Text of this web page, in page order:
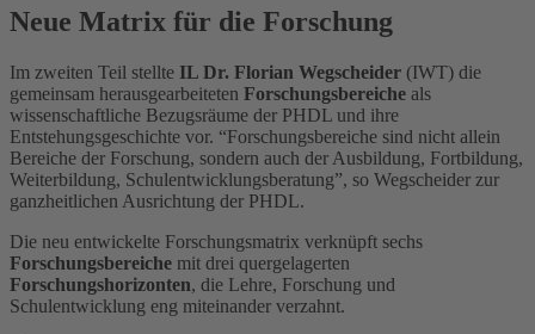
Neue Matrix für die Forschung
Im zweiten Teil stellte IL Dr. Florian Wegscheider (IWT) die
gemeinsam herausgearbeiteten Forschungsbereiche als
wissenschaftliche Bezugsräume der PHDL und ihre
Entstehungsgeschichte vor. “Forschungsbereiche sind nicht allein
Bereiche der Forschung, sondern auch der Ausbildung, Fortbildung,
Weiterbildung, Schulentwicklungsberatung”, so Wegscheider zur
ganzheitlichen Ausrichtung der PHDL.
Die neu entwickelte Forschungsmatrix verknüpft sechs
Forschungsbereiche mit drei quergelagerten
Forschungshorizonten, die Lehre, Forschung und
Schulentwicklung eng miteinander verzahnt.